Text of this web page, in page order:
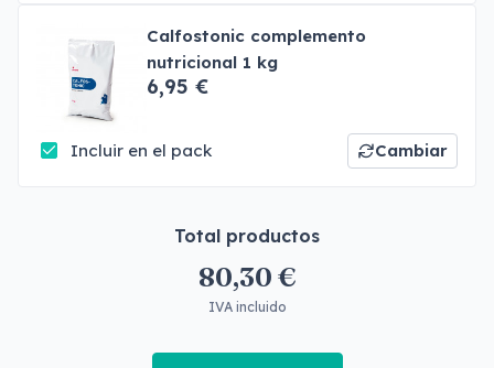
Calfostonic complemento
nutricional 1 kg
6,95 €
Incluir en el pack Cambiar
Total productos
80,30 €
IVA incluido